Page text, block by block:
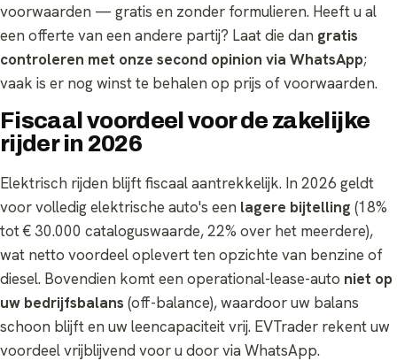
voorwaarden — gratis en zonder formulieren. Heeft u al
een offerte van een andere partij? Laat die dan gratis
controleren met onze second opinion via WhatsApp;
vaak is er nog winst te behalen op prijs of voorwaarden.
Fiscaal voordeel voor de zakelijke
rijder in 2026
Elektrisch rijden blijft fiscaal aantrekkelijk. In 2026 geldt
voor volledig elektrische auto's een lagere bijtelling (18%
tot € 30.000 cataloguswaarde, 22% over het meerdere),
wat netto voordeel oplevert ten opzichte van benzine of
diesel. Bovendien komt een operational-lease-auto niet op
uw bedrijfsbalans (off-balance), waardoor uw balans
schoon blijft en uw leencapaciteit vrij. EVTrader rekent uw
voordeel vrijblijvend voor u door via WhatsApp.